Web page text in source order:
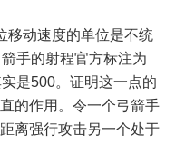
移动速度的单位是不统
手的射程官方标注为
是500。证明这一点的
的作用。令一个弓箭手
离强行攻击另一个处于